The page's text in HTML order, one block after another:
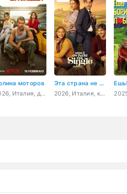
моторов
2026, Италия, драма, спорт
Эта страна не для одиноких
2026, Италия, комедия